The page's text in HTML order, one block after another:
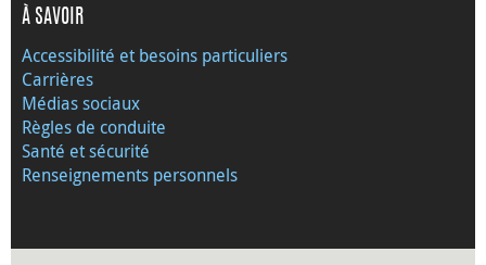
À SAVOIR
Accessibilité et besoins particuliers
Carrières
Médias sociaux
Règles de conduite
Santé et sécurité
Renseignements personnels